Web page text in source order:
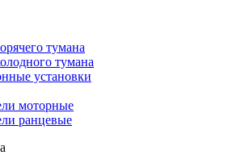
тумана
тумана
установки
моторные
ранцевые